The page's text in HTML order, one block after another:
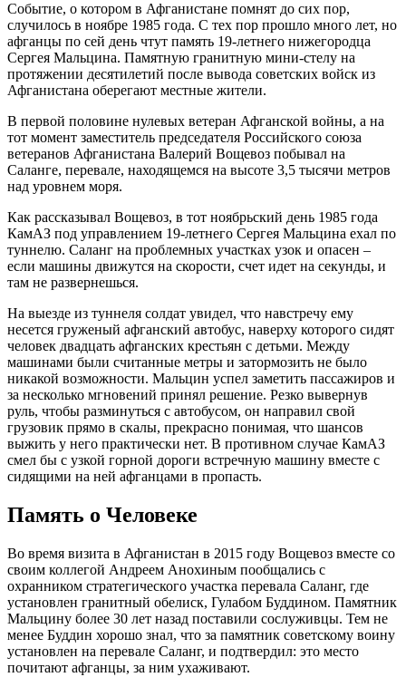
Событие, о котором в Афганистане помнят до сих пор,
случилось в ноябре 1985 года. С тех пор прошло много лет, но
афганцы по сей день чтут память 19-летнего нижегородца
Сергея Мальцина. Памятную гранитную мини-стелу на
протяжении десятилетий после вывода советских войск из
Афганистана оберегают местные жители.
В первой половине нулевых ветеран Афганской войны, а на
тот момент заместитель председателя Российского союза
ветеранов Афганистана Валерий Вощевоз побывал на
Саланге, перевале, находящемся на высоте 3,5 тысячи метров
над уровнем моря.
Как рассказывал Вощевоз, в тот ноябрьский день 1985 года
КамАЗ под управлением 19-летнего Сергея Мальцина ехал по
туннелю. Саланг на проблемных участках узок и опасен –
если машины движутся на скорости, счет идет на секунды, и
там не развернешься.
На выезде из туннеля солдат увидел, что навстречу ему
несется груженый афганский автобус, наверху которого сидят
человек двадцать афганских крестьян с детьми. Между
машинами были считанные метры и затормозить не было
никакой возможности. Мальцин успел заметить пассажиров и
за несколько мгновений принял решение. Резко вывернув
руль, чтобы разминуться с автобусом, он направил свой
грузовик прямо в скалы, прекрасно понимая, что шансов
выжить у него практически нет. В противном случае КамАЗ
смел бы с узкой горной дороги встречную машину вместе с
сидящими на ней афганцами в пропасть.
Память о Человеке
Во время визита в Афганистан в 2015 году Вощевоз вместе со
своим коллегой Андреем Анохиным пообщались с
охранником стратегического участка перевала Саланг, где
установлен гранитный обелиск, Гулабом Буддином. Памятник
Мальцину более 30 лет назад поставили сослуживцы. Тем не
менее Буддин хорошо знал, что за памятник советскому воину
установлен на перевале Саланг, и подтвердил: это место
почитают афганцы, за ним ухаживают.